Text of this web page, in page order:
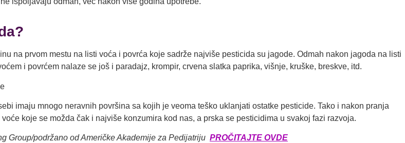
na prvom mestu na listi voća i povrća koje sadrže najviše pesticida su jagode. Odmah nakon jagoda na listi
i povrćem nalaze se još i paradajz, krompir, crvena slatka paprika, višnje, kruške, breskve, itd.
imaju mnogo neravnih površina sa kojih je veoma teško uklanjati ostatke pesticide. Tako i nakon pranja
koje se možda čak i najviše konzumira kod nas, a prska se pesticidima u svakoj fazi razvoja.
Group/podržano od Američke Akademije za Pedijatriju PROČITAJTE OVDE